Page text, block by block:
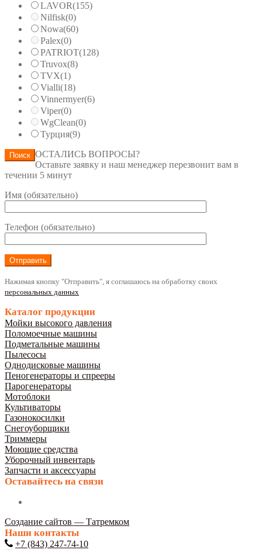
LAVOR(155)
Nilfisk(0)
Nowa(60)
Palex(0)
PATRIOT(128)
Truvox(8)
TVX(1)
Vialli(18)
Vinnermyer(6)
Viper(0)
WgClean(0)
Турция(9)
Поиск ОСТАЛИСЬ ВОПРОСЫ?
Оставьте заявку и наш менеджер перезвонит вам в
течении 5 минут
Имя (обязательно)
Телефон (обязательно)
Нажимая кнопку "Отправить", я соглашаюсь на обработку своих
персональных данных
Каталог продукции
Мойки высокого давления
Поломоечные машины
Подметальные машины
Пылесосы
Однодисковые машины
Пеногенераторы и спрееры
Парогенераторы
Мотоблоки
Культиваторы
Газонокосилки
Снегоуборщики
Триммеры
Моющие средства
Уборочный инвентарь
Запчасти и аксессуары
Оставайтесь на связи
Создание сайтов — Татремком
Наши контакты
+7 (843) 247-74-10